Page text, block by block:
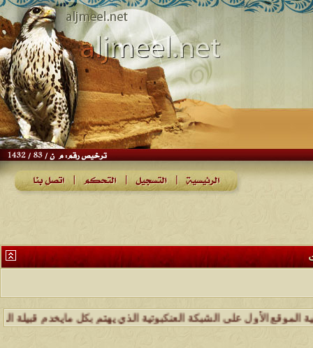
على الشبكة العنكبوتية الذي يهتم بكل مايخدم قبيلة الجميل (